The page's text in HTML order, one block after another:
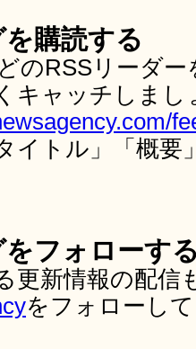
購読する
のRSSリーダ
キャッチしま
イトル」「概要
フォローす
更新情報の配
をフォローし